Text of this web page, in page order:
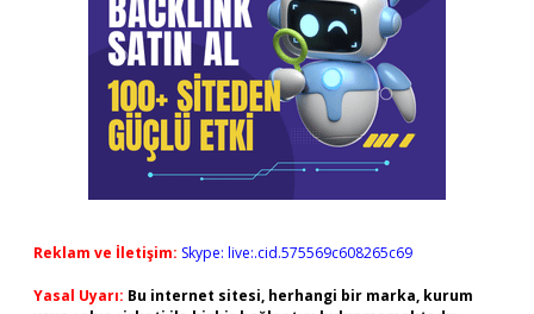
Reklam ve İletişim: Skype: live:.cid.575569c608265c69
Yasal Uyarı: Bu internet sitesi, herhangi bir marka, kurum